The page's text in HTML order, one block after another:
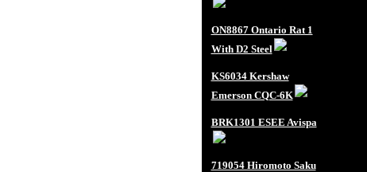
ON8867 Ontario Rat 1
With D2 Steel
KS6034 Kershaw
Emerson CQC-6K
BRK1301 ESEE Avispa
719054 Hiromoto Saku